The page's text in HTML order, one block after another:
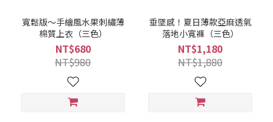
寬鬆版～手繪風水果刺繡薄
棉質上衣（三色）
NT$680
NT$980
垂墜感！夏日薄款亞麻透氣
落地小寬褲（三色）
NT$1,180
NT$1,880